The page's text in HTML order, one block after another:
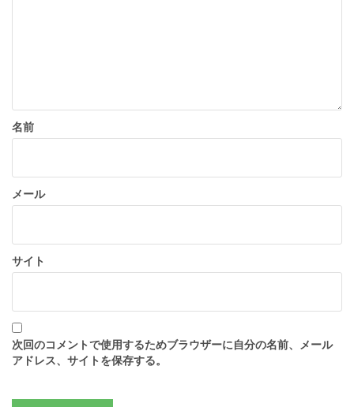
名前
メール
サイト
次回のコメントで使用するためブラウザーに自分の名前、メール
アドレス、サイトを保存する。